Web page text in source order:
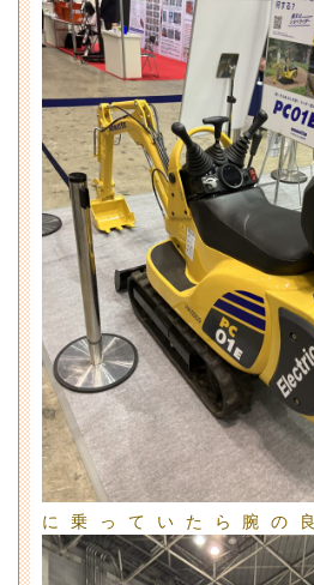
に乗っていたら腕の